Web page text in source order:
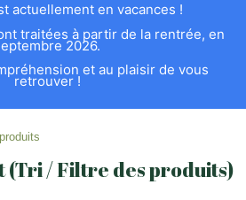
actuellement en vacances !
traitées à partir de la rentrée, en
2026.
et au plaisir de vous
retrouver !
(Tri / Filtre des produits)